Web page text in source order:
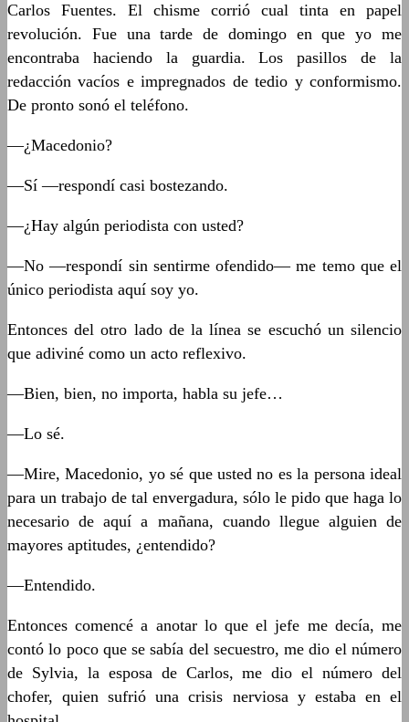
Carlos Fuentes. El chisme corrió cual tinta en papel
revolución. Fue una tarde de domingo en que yo me
encontraba haciendo la guardia. Los pasillos de la
redacción vacíos e impregnados de tedio y conformismo.
De pronto sonó el teléfono.
—¿Macedonio?
—Sí —respondí casi bostezando.
—¿Hay algún periodista con usted?
—No —respondí sin sentirme ofendido— me temo que el
único periodista aquí soy yo.
Entonces del otro lado de la línea se escuchó un silencio
que adiviné como un acto reflexivo.
—Bien, bien, no importa, habla su jefe…
—Lo sé.
—Mire, Macedonio, yo sé que usted no es la persona ideal
para un trabajo de tal envergadura, sólo le pido que haga lo
necesario de aquí a mañana, cuando llegue alguien de
mayores aptitudes, ¿entendido?
—Entendido.
Entonces comencé a anotar lo que el jefe me decía, me
contó lo poco que se sabía del secuestro, me dio el número
de Sylvia, la esposa de Carlos, me dio el número del
chofer, quien sufrió una crisis nerviosa y estaba en el